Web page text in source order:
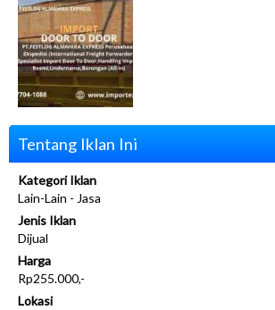
Tentang Iklan Ini
Kategori Iklan
Lain-Lain - Jasa
Jenis Iklan
Dijual
Harga
Rp255.000,-
Lokasi